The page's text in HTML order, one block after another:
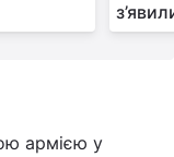
армією у